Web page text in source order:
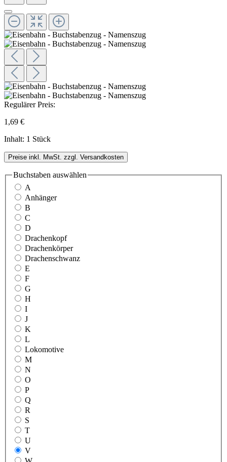
Regulärer Preis:
1,69 €
Inhalt: 1 Stück
Preise inkl. MwSt. zzgl. Versandkosten
Buchstaben auswählen
A
Anhänger
B
C
D
Drachenkopf
Drachenkörper
Drachenschwanz
E
F
G
H
I
J
K
L
Lokomotive
M
N
O
P
Q
R
S
T
U
V